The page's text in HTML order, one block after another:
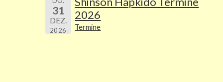
31
DEZ.
2026
2026
Termine